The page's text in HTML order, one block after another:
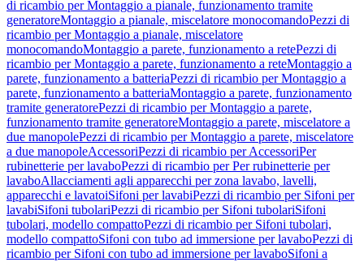
di ricambio per Montaggio a pianale, funzionamento tramite
generatoreMontaggio a pianale, miscelatore monocomandoPezzi di
ricambio per Montaggio a pianale, miscelatore
monocomandoMontaggio a parete, funzionamento a retePezzi di
ricambio per Montaggio a parete, funzionamento a reteMontaggio a
parete, funzionamento a batteriaPezzi di ricambio per Montaggio a
parete, funzionamento a batteriaMontaggio a parete, funzionamento
tramite generatorePezzi di ricambio per Montaggio a parete,
funzionamento tramite generatoreMontaggio a parete, miscelatore a
due manopolePezzi di ricambio per Montaggio a parete, miscelatore
a due manopoleAccessoriPezzi di ricambio per AccessoriPer
rubinetterie per lavaboPezzi di ricambio per Per rubinetterie per
lavaboAllacciamenti agli apparecchi per zona lavabo, lavelli,
apparecchi e lavatoiSifoni per lavabiPezzi di ricambio per Sifoni per
lavabiSifoni tubolariPezzi di ricambio per Sifoni tubolariSifoni
tubolari, modello compattoPezzi di ricambio per Sifoni tubolari,
modello compattoSifoni con tubo ad immersione per lavaboPezzi di
ricambio per Sifoni con tubo ad immersione per lavaboSifoni a